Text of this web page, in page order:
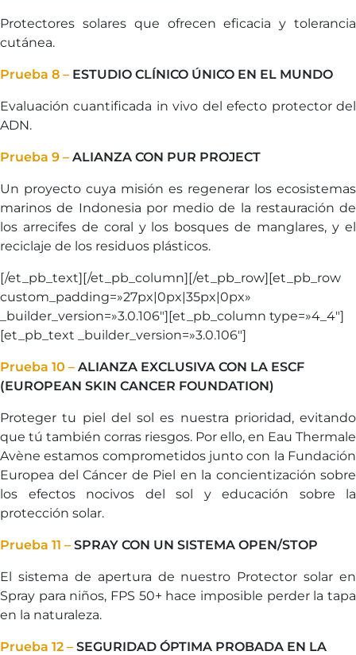
Protectores solares que ofrecen eficacia y tolerancia
cutánea.
Prueba 8 – ESTUDIO CLÍNICO ÚNICO EN EL MUNDO
Evaluación cuantificada in vivo del efecto protector del
ADN.
Prueba 9 – ALIANZA CON PUR PROJECT
Un proyecto cuya misión es regenerar los ecosistemas
marinos de Indonesia por medio de la restauración de
los arrecifes de coral y los bosques de manglares, y el
reciclaje de los residuos plásticos.
[/et_pb_text][/et_pb_column][/et_pb_row][et_pb_row
custom_padding=»27px|0px|35px|0px»
_builder_version=»3.0.106″][et_pb_column type=»4_4″]
[et_pb_text _builder_version=»3.0.106″]
Prueba 10 – ALIANZA EXCLUSIVA CON LA ESCF
(EUROPEAN SKIN CANCER FOUNDATION)
Proteger tu piel del sol es nuestra prioridad, evitando
que tú también corras riesgos. Por ello, en Eau Thermale
Avène estamos comprometidos junto con la Fundación
Europea del Cáncer de Piel en la concientización sobre
los efectos nocivos del sol y educación sobre la
protección solar.
Prueba 11 – SPRAY CON UN SISTEMA OPEN/STOP
El sistema de apertura de nuestro Protector solar en
Spray para niños, FPS 50+ hace imposible perder la tapa
en la naturaleza.
Prueba 12 – SEGURIDAD ÓPTIMA PROBADA EN LA